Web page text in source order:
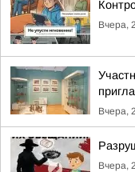
Вчера,
Вчера,
Вчера,